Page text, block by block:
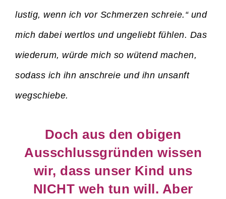
lustig, wenn ich vor Schmerzen schreie.“ und
mich dabei wertlos und ungeliebt fühlen. Das
wiederum, würde mich so wütend machen,
sodass ich ihn anschreie und ihn unsanft
wegschiebe.
Doch aus den obigen
Ausschlussgründen wissen
wir, dass unser Kind uns
NICHT weh tun will. Aber